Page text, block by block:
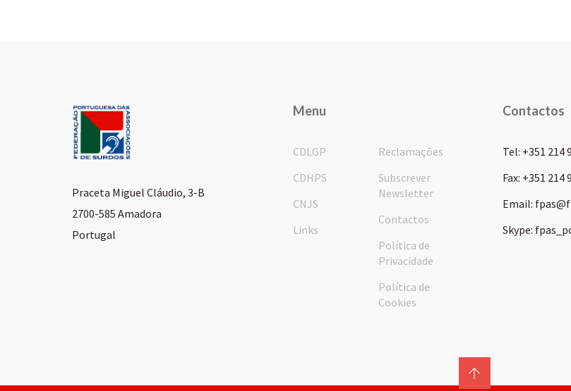
Praceta Miguel Cláudio, 3-B
2700-585 Amadora
Portugal
Menu
CDLGP
CDHPS
CNJS
Links
Reclamações
Subscrever
Newsletter
Contactos
Política de
Privacidade
Política de
Cookies
Contactos
Tel: +351 214
Fax: +351 214
Email:
Skype: